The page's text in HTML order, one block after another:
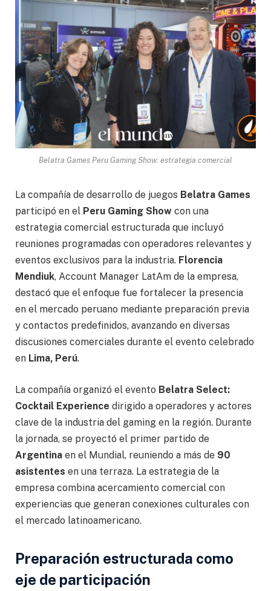
Belatra Games Peru Gaming Show: estrategia comercial
La compañía de desarrollo de juegos Belatra Games
participó en el Peru Gaming Show con una
estrategia comercial estructurada que incluyó
reuniones programadas con operadores relevantes y
eventos exclusivos para la industria. Florencia
Mendiuk, Account Manager LatAm de la empresa,
destacó que el enfoque fue fortalecer la presencia
en el mercado peruano mediante preparación previa
y contactos predefinidos, avanzando en diversas
discusiones comerciales durante el evento celebrado
en Lima, Perú.
La compañía organizó el evento Belatra Select:
Cocktail Experience dirigido a operadores y actores
clave de la industria del gaming en la región. Durante
la jornada, se proyectó el primer partido de
Argentina en el Mundial, reuniendo a más de 90
asistentes en una terraza. La estrategia de la
empresa combina acercamiento comercial con
experiencias que generan conexiones culturales con
el mercado latinoamericano.
Preparación estructurada como
eje de participación